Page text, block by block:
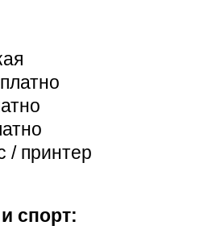
/ принтер
спорт: